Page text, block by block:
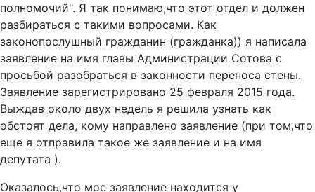
полномочий". Я так понимаю,что этот отдел и должен
разбираться с такими вопросами. Как
законопослушный гражданин (гражданка)) я написала
заявление на имя главы Администрации Сотова с
просьбой разобраться в законности переноса стены.
Заявление зарегистрировано 25 февраля 2015 года.
Выждав около двух недель я решила узнать как
обстоят дела, кому направлено заявление (при том,что
еще я отправила такое же заявление и на имя
депутата ).
Оказалось,что мое заявление находится у